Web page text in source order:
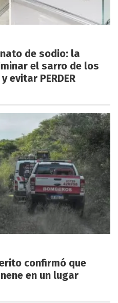
de sodio: la
el sarro de los
evitar PERDER
confirmó que
en un lugar